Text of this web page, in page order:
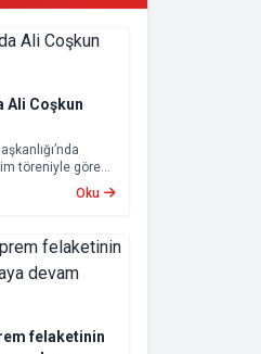
Ali Coşkun
töreniyle görevi
görevine
yapan Coşkun,
dedi.
Oku
felaketinin